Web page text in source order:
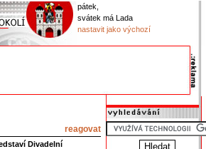
pátek,
svátek má Lada
nastavit jako výchozí
reagovat
Divadelní